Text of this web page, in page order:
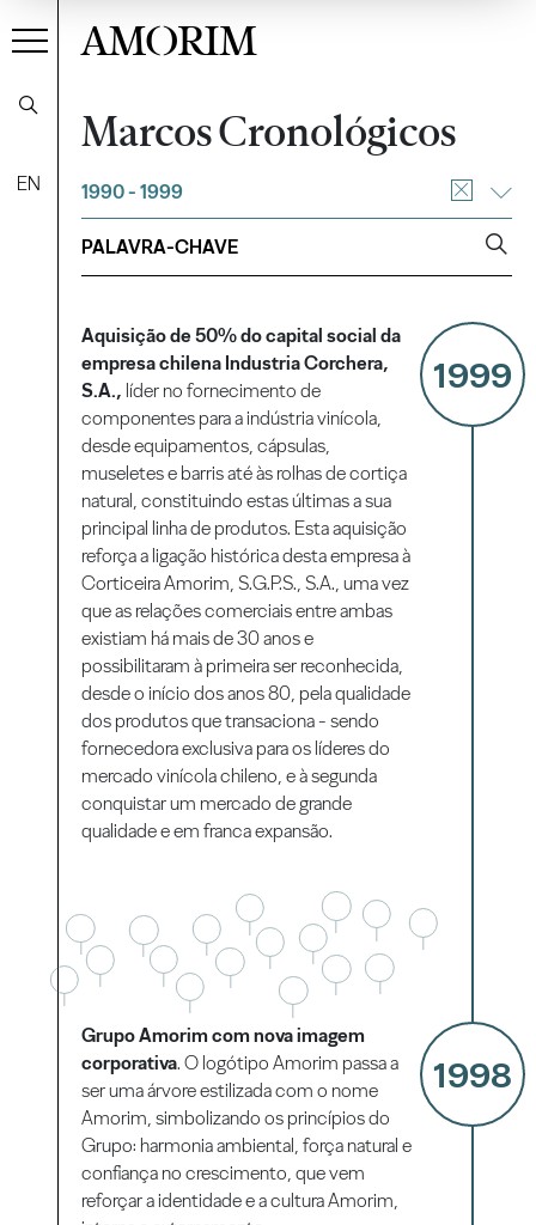
EN
AMORIM
Marcos Cronológicos
1990 - 1999
1999
Aquisição de 50% do capital social da
empresa chilena Industria Corchera,
S.A., líder no fornecimento de
componentes para a indústria vinícola,
desde equipamentos, cápsulas,
museletes e barris até às rolhas de cortiça
natural, constituindo estas últimas a sua
principal linha de produtos. Esta aquisição
reforça a ligação histórica desta empresa à
Corticeira Amorim, S.G.P.S., S.A., uma vez
que as relações comerciais entre ambas
existiam há mais de 30 anos e
possibilitaram à primeira ser reconhecida,
desde o início dos anos 80, pela qualidade
dos produtos que transaciona - sendo
fornecedora exclusiva para os líderes do
mercado vinícola chileno, e à segunda
conquistar um mercado de grande
qualidade e em franca expansão.
1998
Grupo Amorim com nova imagem
corporativa. O logótipo Amorim passa a
ser uma árvore estilizada com o nome
Amorim, simbolizando os princípios do
Grupo: harmonia ambiental, força natural e
confiança no crescimento, que vem
reforçar a identidade e a cultura Amorim,